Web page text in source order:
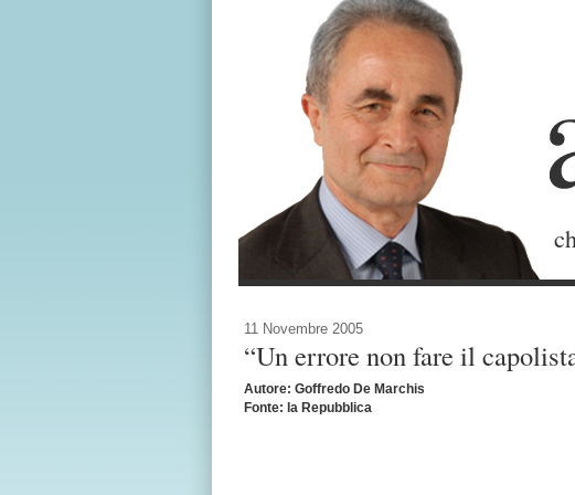
11 Novembre 2005
“Un errore non fare il
Autore: Goffredo De Marchis
Fonte: la Repubblica